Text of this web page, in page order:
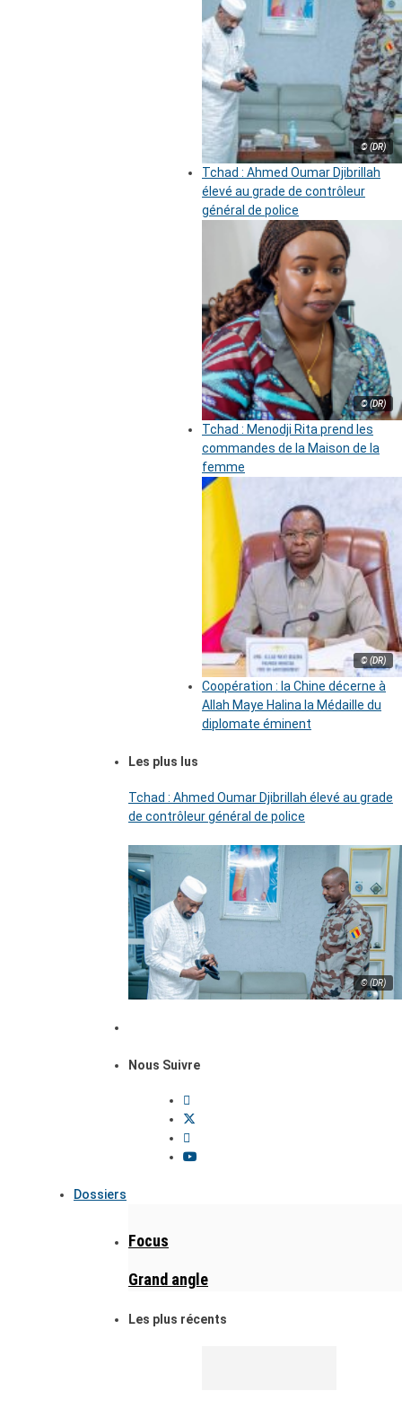
© (DR)
Tchad : Ahmed Oumar Djibrillah
élevé au grade de contrôleur
général de police
© (DR)
Tchad : Menodji Rita prend les
commandes de la Maison de la
femme
© (DR)
Coopération : la Chine décerne à
Allah Maye Halina la Médaille du
diplomate éminent
Les plus lus
Tchad : Ahmed Oumar Djibrillah élevé au grade
de contrôleur général de police
© (DR)
Nous Suivre
Dossiers
Focus
Grand angle
Les plus récents